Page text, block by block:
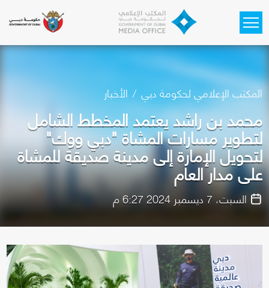
المكتب الإعلامي لحكومة دبي الأخبار
محمد بن راشد يعتمد المخطط الشامل
لتطوير مسارات المشاة "دبي ووك"
لتحويل الإمارة إلى مدينة صديقة للمشاة
على مدار العام
السبت، 7 ديسمبر 2024 6:27 م